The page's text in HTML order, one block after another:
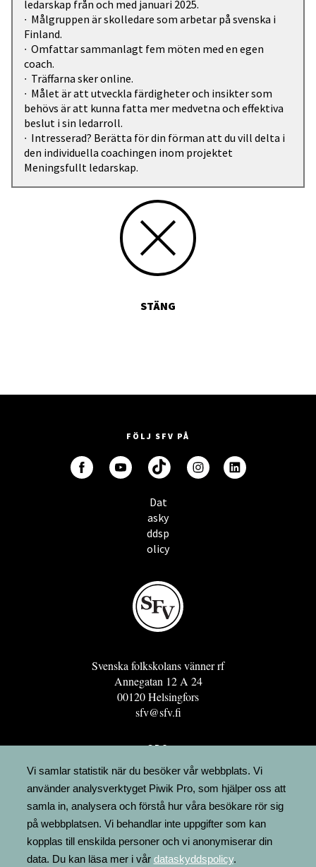
ledarskap från och med januari 2025.
∙ Målgruppen är skolledare som arbetar på svenska i
Finland.
∙ Omfattar sammanlagt fem möten med en egen
coach.
∙ Träffarna sker online.
∙ Målet är att utveckla färdigheter och insikter som
behövs är att kunna fatta mer medvetna och effektiva
beslut i sin ledarroll.
∙ Intresserad? Berätta för din förman att du vill delta i
den individuella coachingen inom projektet
Meningsfullt ledarskap.
STÄNG
FÖLJ SFV PÅ
Dat
asky
ddsp
olicy
Svenska folkskolans vänner rf
Annegatan 12 A 24
00120 Helsingfors
sfv@sfv.fi
GRO
FÖRENINGSRESURSEN
MINNESRUNOR.FI
UPPSLAGSVERKET FINLAND
LÄGENHETER
FAKTURERING
Vi samlar statistik när du besöker vår webbplats. Vi
använder analysverktyget Piwik Pro, som hjälper oss att
samla in, analysera och förstå hur våra besökare rör sig
på webbplatsen. Vi behandlar inte uppgifter som kan
kopplas till enskilda personer och vi anonymiserar din
data. Du kan läsa mer i vår dataskyddspolicy.